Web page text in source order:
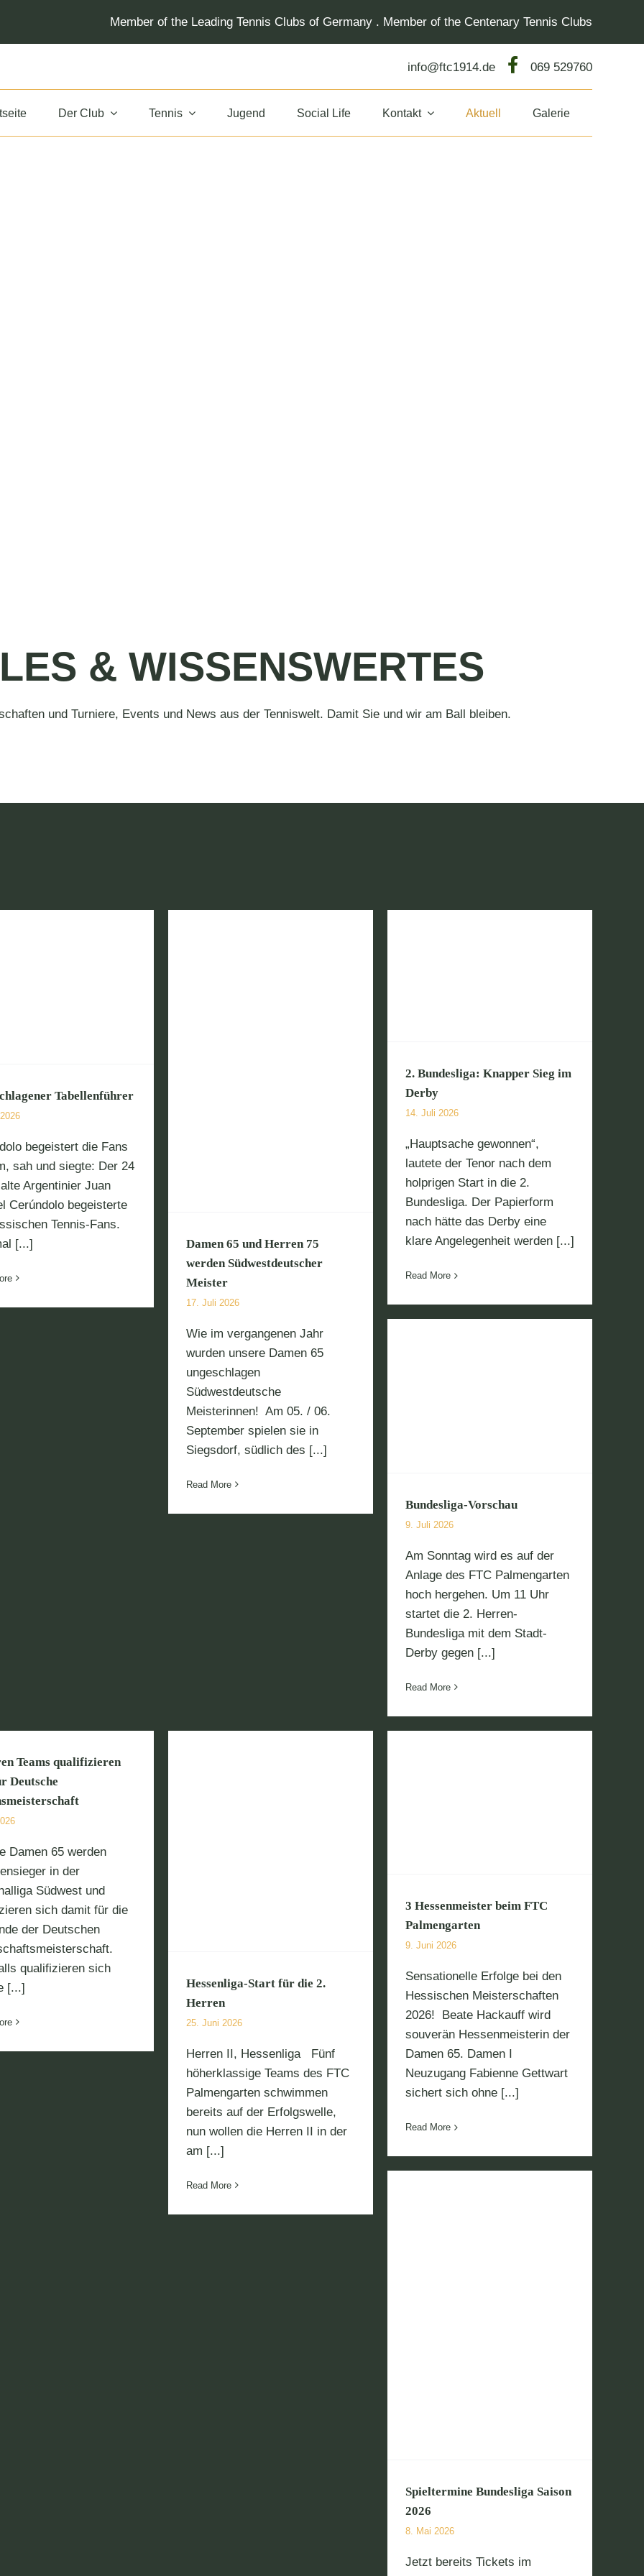
Member of the Leading Tennis Clubs of Germany . Member of the Centenary Tennis Clubs
info@ftc1914.de 069 529760
Der Club Tennis Jugend Social Life Kontakt Aktuell Galerie
& WISSENSWERTES
und Turniere, Events und News aus der Tenniswelt. Damit Sie und wir am Ball bleiben.
Tabellenführer
begeistert die Fans
sah und siegte: Der 24
Argentinier Juan
Cerúndolo begeisterte
Tennis-Fans.
[...]
Meister
Damen 65 und Herren 75
werden Südwestdeutscher
Meister
17. Juli 2026
Wie im vergangenen Jahr
wurden unsere Damen 65
ungeschlagen
Südwestdeutsche
Meisterinnen! Am 05. / 06.
September spielen sie in
Siegsdorf, südlich des [...]
Read More
2. Bundesliga: Knapper Sieg im
Derby
14. Juli 2026
„Hauptsache gewonnen“,
lautete der Tenor nach dem
holprigen Start in die 2.
Bundesliga. Der Papierform
nach hätte das Derby eine
klare Angelegenheit werden [...]
Read More
Bundesliga-Vorschau
Bundesliga-Vorschau
9. Juli 2026
Am Sonntag wird es auf der
Anlage des FTC Palmengarten
hoch hergehen. Um 11 Uhr
startet die 2. Herren-
Bundesliga mit dem Stadt-
Derby gegen [...]
Read More
Teams qualifizieren
Deutsche
Damen 65 werden
in der
Südwest und
sich damit für die
der Deutschen
qualifizieren sich
[...]
Start für die 2.
Herren
Hessenliga-Start für die 2.
Herren
25. Juni 2026
Herren II, Hessenliga Fünf
höherklassige Teams des FTC
Palmengarten schwimmen
bereits auf der Erfolgswelle,
nun wollen die Herren II in der
am [...]
Read More
3 Hessenmeister beim FTC
Palmengarten
9. Juni 2026
Sensationelle Erfolge bei den
Hessischen Meisterschaften
2026! Beate Hackauff wird
souverän Hessenmeisterin der
Damen 65. Damen I
Neuzugang Fabienne Gettwart
sichert sich ohne [...]
Read More
Spieltermine Bundesliga Saison
2026
8. Mai 2026
Jetzt bereits Tickets im